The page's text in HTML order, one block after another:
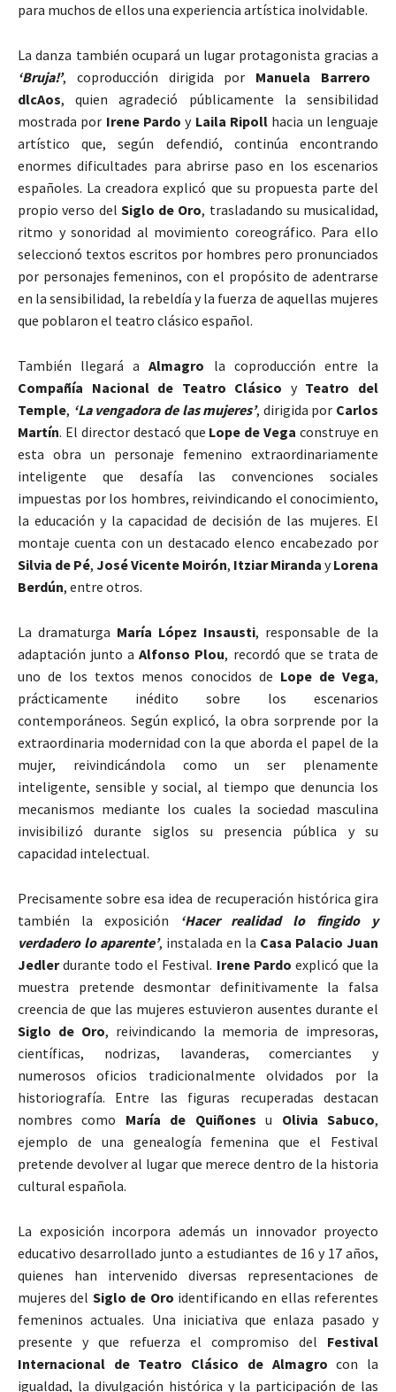
para muchos de ellos una experiencia artística inolvidable.
La danza también ocupará un lugar protagonista gracias a
‘Bruja!’, coproducción dirigida por Manuela Barrero
dlcAos, quien agradeció públicamente la sensibilidad
mostrada por Irene Pardo y Laila Ripoll hacia un lenguaje
artístico que, según defendió, continúa encontrando
enormes dificultades para abrirse paso en los escenarios
españoles. La creadora explicó que su propuesta parte del
propio verso del Siglo de Oro, trasladando su musicalidad,
ritmo y sonoridad al movimiento coreográfico. Para ello
seleccionó textos escritos por hombres pero pronunciados
por personajes femeninos, con el propósito de adentrarse
en la sensibilidad, la rebeldía y la fuerza de aquellas mujeres
que poblaron el teatro clásico español.
También llegará aAlmagro la coproducción entre la
Compañía Nacional de Teatro Clásico y Teatro del
Temple, ‘La vengadora de las mujeres’, dirigida por Carlos
Martín. El director destacó que Lope de Vega construye en
esta obra un personaje femenino extraordinariamente
inteligente que desafía las convenciones sociales
impuestas por los hombres, reivindicando el conocimiento,
la educación y la capacidad de decisión de las mujeres. El
montaje cuenta con un destacado elenco encabezado por
Silvia de Pé, José Vicente Moirón, Itziar Miranda yLorena
Berdún, entre otros.
La dramaturga María López Insausti, responsable de la
adaptación junto aAlfonso Plou, recordó que se trata de
uno de los textos menos conocidos de Lope de Vega,
prácticamente inédito sobre los escenarios
contemporáneos. Según explicó, la obra sorprende por la
extraordinaria modernidad con la que aborda el papel de la
mujer, reivindicándola como un ser plenamente
inteligente, sensible y social, al tiempo que denuncia los
mecanismos mediante los cuales la sociedad masculina
invisibilizó durante siglos su presencia pública y su
capacidad intelectual.
Precisamente sobre esa idea de recuperación histórica gira
también la exposición
‘Hacer realidad lo fingido y
verdadero lo aparente’, instalada en la Casa Palacio Juan
Jedlerdurante todo el Festival. Irene Pardo explicó que la
muestra pretende desmontar definitivamente la falsa
creencia de que las mujeres estuvieron ausentes durante el
Siglo de Oro, reivindicando la memoria de impresoras,
científicas, nodrizas, lavanderas, comerciantes y
numerosos oficios tradicionalmente olvidados por la
historiografía. Entre las figuras recuperadas destacan
nombres como María de Quiñones u Olivia Sabuco,
ejemplo de una genealogía femenina que el Festival
pretende devolver al lugar que merece dentro de la historia
cultural española.
La exposición incorpora además un innovador proyecto
educativo desarrollado junto a estudiantes de 16 y 17 años,
quienes han intervenido diversas representaciones de
mujeres del Siglo de Oro identificando en ellas referentes
femeninos actuales. Una iniciativa que enlaza pasado y
presente y que refuerza el compromiso del Festival
Internacional de Teatro Clásico de Almagro con la
igualdad, la divulgación histórica y la participación de las